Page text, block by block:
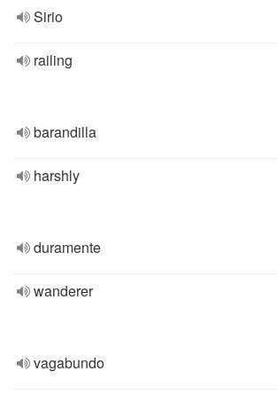
Sirio
railing
barandilla
harshly
duramente
wanderer
vagabundo